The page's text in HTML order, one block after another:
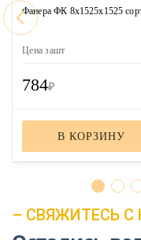
Фанера ФК 8х1525х1525
Цена зашт
784₽
В КОРЗИНУ
– СВЯЖИТЕСЬ С